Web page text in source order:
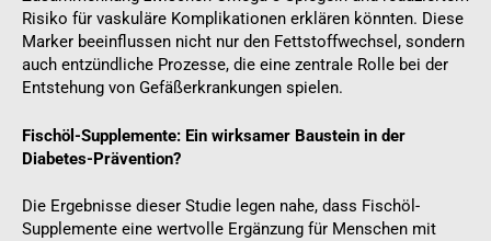
Risiko für vaskuläre Komplikationen erklären könnten. Diese
Marker beeinflussen nicht nur den Fettstoffwechsel, sondern
auch entzündliche Prozesse, die eine zentrale Rolle bei der
Entstehung von Gefäßerkrankungen spielen.
Fischöl-Supplemente: Ein wirksamer Baustein in der
Diabetes-Prävention?
Die Ergebnisse dieser Studie legen nahe, dass Fischöl-
Supplemente eine wertvolle Ergänzung für Menschen mit